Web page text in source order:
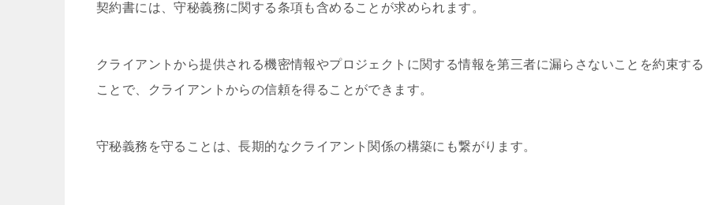
契約書には、守秘義務に関する条項も含めることが求められます。
クライアントから提供される機密情報やプロジェクトに関する情報を第三者に漏らさないことを約束する
ことで、クライアントからの信頼を得ることができます。
守秘義務を守ることは、長期的なクライアント関係の構築にも繋がります。